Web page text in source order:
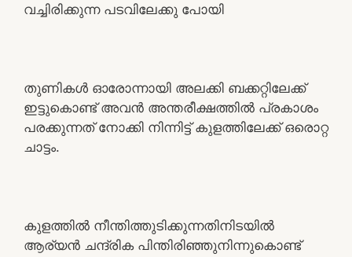
വച്ചിരിക്കുന്ന പടവിലേക്കു പോയി
തുണികൾ ഓരോന്നായി അലക്കി ബക്കറ്റിലേക്ക്
ഇട്ടുകൊണ്ട് അവൻ അന്തരീക്ഷത്തിൽ പ്രകാശം
പരക്കുന്നത് നോക്കി നിന്നിട്ട് കുളത്തിലേക്ക് ഒരൊറ്റ
ചാട്ടം.
കുളത്തിൽ നീന്തിത്തുടിക്കുന്നതിനിടയിൽ
ആര്യൻ ചന്ദ്രിക പിന്തിരിഞ്ഞുനിന്നുകൊണ്ട്